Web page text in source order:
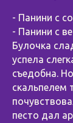
- Панини с
- Панини с
Булочка
успела
съедобна.
скальпелем
песто дал